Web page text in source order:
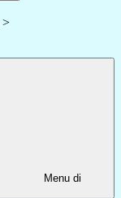
>
Menu di